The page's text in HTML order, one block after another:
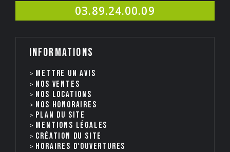
03.89.24.00.09
Informations
Mettre un avis
Nos ventes
nos locations
Nos honoraires
Plan du site
Mentions légales
Création du site
Horaires d'ouvertures